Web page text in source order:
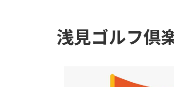
浅見ゴルフ倶